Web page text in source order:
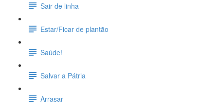
Sair de linha
Estar/Ficar de plantão
Saúde!
Salvar a Pátria
Arrasar